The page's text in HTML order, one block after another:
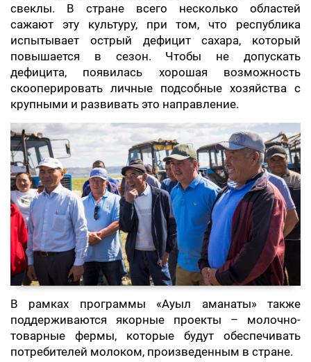
свеклы. В стране всего несколько областей
сажают эту культуру, при том, что республика
испытывает острый дефицит сахара, который
повышается в сезон. Чтобы не допускать
дефицита, появилась хорошая возможность
скооперировать личные подсобные хозяйства с
крупными и развивать это направление.
В рамках программы «Ауыл аманаты» также
поддерживаются якорные проекты – молочно-
товарные фермы, которые будут обеспечивать
потребителей молоком, произведенным в стране.